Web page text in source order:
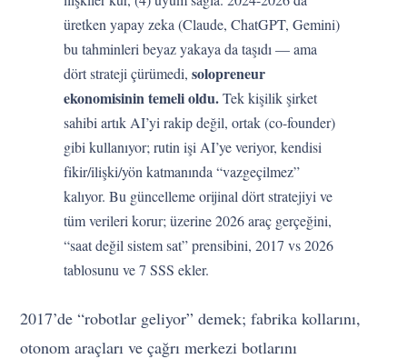
üretken yapay zeka (Claude, ChatGPT, Gemini)
bu tahminleri beyaz yakaya da taşıdı — ama
dört strateji çürümedi,solopreneur
ekonomisinin temeli oldu.Tek kişilik şirket
sahibi artık AI’yi rakip değil, ortak (co-founder)
gibi kullanıyor; rutin işi AI’ye veriyor, kendisi
fikir/ilişki/yön katmanında “vazgeçilmez”
kalıyor. Bu güncelleme orijinal dört stratejiyi ve
tüm verileri korur; üzerine 2026 araç gerçeğini,
“saat değil sistem sat” prensibini, 2017 vs 2026
tablosunu ve 7 SSS ekler.
2017’de “robotlar geliyor” demek; fabrika kollarını,
otonom araçları ve çağrı merkezi botlarını